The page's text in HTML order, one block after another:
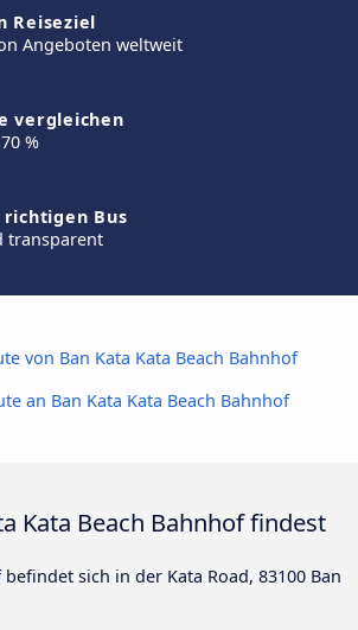
Reiseziel
Angeboten weltweit
vergleichen
%
richtigen Bus
transparent
von Ban Kata Kata Beach Bahnhof
an Ban Kata Kata Beach Bahnhof
Kata Beach Bahnhof findest
sich in der Kata Road, 83100 Ban